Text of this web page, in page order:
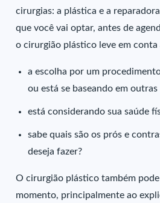
cirurgias: a plástica e a
que você vai optar, antes de
o cirurgião plástico leve em conta
a escolha por um
ou está se baseando em outras
está considerando sua saúde
sabe quais são os prós e
deseja fazer?
O cirurgião plástico também
momento, principalmente ao